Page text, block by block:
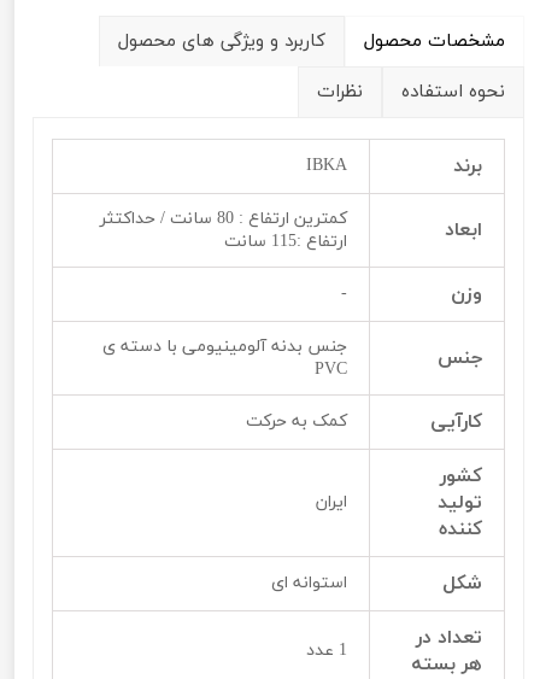
مشخصات محصول
کاربرد و ویژگی های محصول
نحوه استفاده
نظرات
برند IBKA
ابعاد
کمترین ارتفاع : 80 سانت / حداکتثر
ارتفاع :115 سانت
وزن -
جنس
جنس بدنه آلومینیومی با دسته ی
PVC
کارآیی کمک به حرکت
کشور
تولید
کننده
ایران
شکل استوانه ای
تعداد در
هر بسته
1 عدد